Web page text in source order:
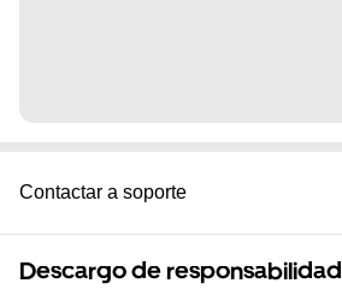
Contactar a soporte
Descargo de responsabilidad